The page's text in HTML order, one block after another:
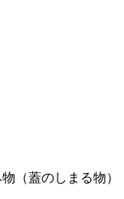
（蓋のしまる物）